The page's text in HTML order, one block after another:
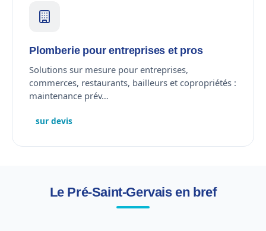
Plomberie pour entreprises et pros
Solutions sur mesure pour entreprises,
commerces, restaurants, bailleurs et copropriétés :
maintenance prév…
sur devis
Le Pré-Saint-Gervais en bref